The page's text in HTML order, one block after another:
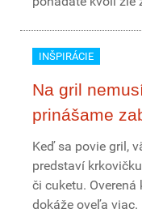
INŠPIRÁCIE
Na gril
prinášame
Keď sa povie gril,
predstaví
či cuketu.
dokáže oveľa viac.